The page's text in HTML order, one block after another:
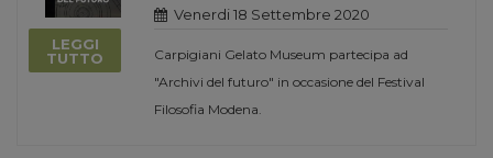
LEGGI
TUTTO
Venerdi 18 Settembre 2020
Carpigiani Gelato Museum partecipa ad
"Archivi del futuro" in occasione del Festival
Filosofia Modena.